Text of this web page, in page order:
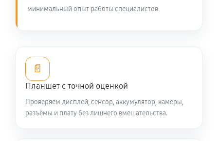
минимальный опыт работы специалистов
📄
Планшет с точной оценкой
Проверяем дисплей, сенсор, аккумулятор, камеры,
разъёмы и плату без лишнего вмешательства.